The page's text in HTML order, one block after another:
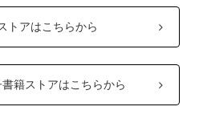
トアはこちらから
籍ストアはこちらから